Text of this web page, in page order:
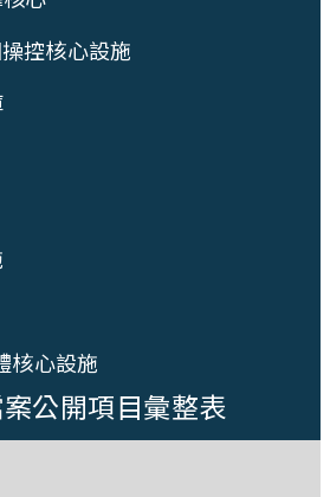
控核心設施
核心設施
公開項目彙整表